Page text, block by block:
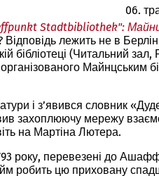
06.
Stadtbibliothek":
лежить не в
бібліотеці (Читальний
Майнцським
і з’явився словник
захоплюючу мережу
на Мартіна Лютера.
року, перевезені до
робить цю приховану